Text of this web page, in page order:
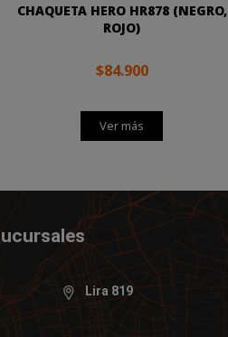
CHAQUETA HERO HR878 (NEGRO,
ROJO)
$84.900
Ver más
Lira 819